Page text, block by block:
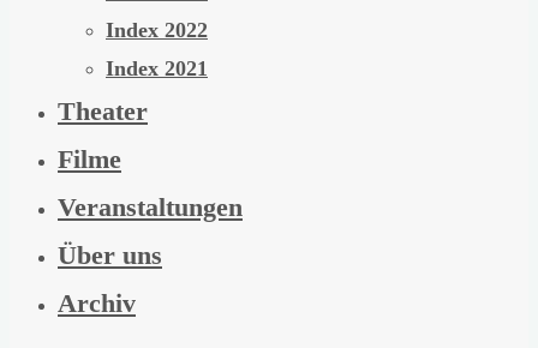
Index 2022
Index 2021
Theater
Filme
Veranstaltungen
Über uns
Archiv